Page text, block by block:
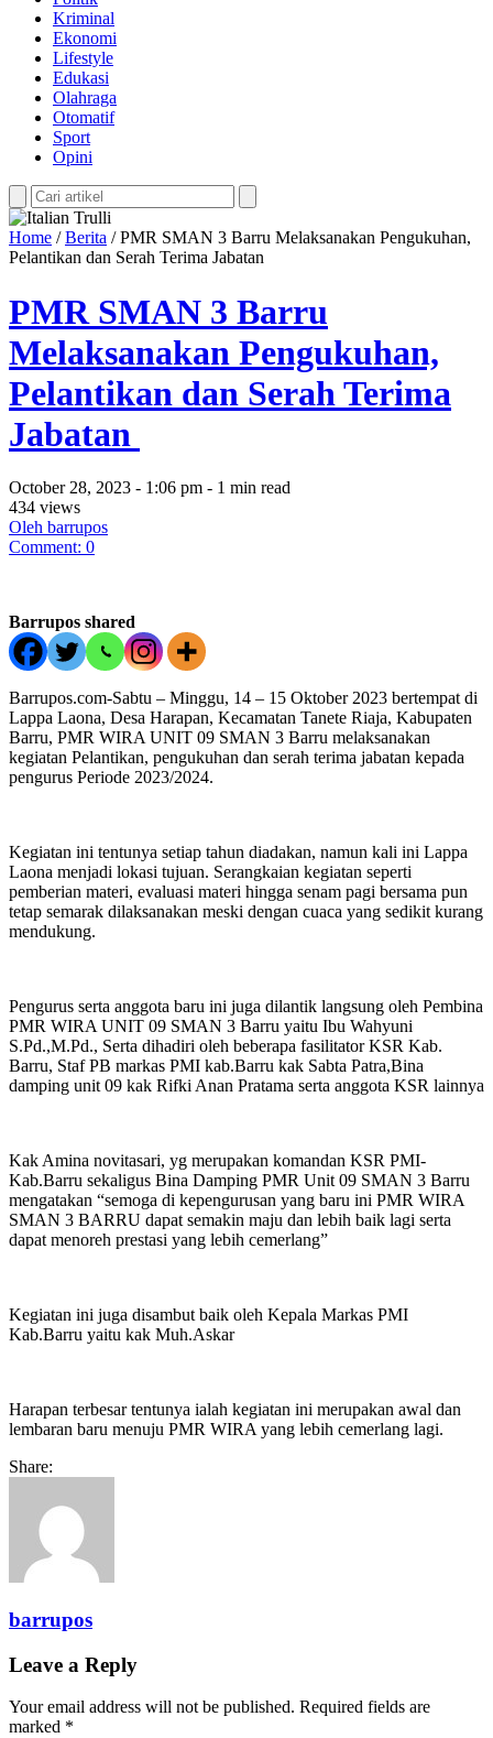
Kriminal
Ekonomi
Lifestyle
Edukasi
Olahraga
Otomatif
Sport
Opini
Home /Berita /PMR SMAN 3 Barru Melaksanakan Pengukuhan,
Pelantikan dan Serah Terima Jabatan
PMR SMAN 3 Barru
Melaksanakan Pengukuhan,
Pelantikan dan Serah Terima
Jabatan
October 28, 2023 - 1:06 pm - 1 min read
434 views
Oleh barrupos
Comment: 0
Barrupos shared
Barrupos.com-Sabtu – Minggu, 14 – 15 Oktober 2023 bertempat di
Lappa Laona, Desa Harapan, Kecamatan Tanete Riaja, Kabupaten
Barru, PMR WIRA UNIT 09 SMAN 3 Barru melaksanakan
kegiatan Pelantikan, pengukuhan dan serah terima jabatan kepada
pengurus Periode 2023/2024.
Kegiatan ini tentunya setiap tahun diadakan, namun kali ini Lappa
Laona menjadi lokasi tujuan. Serangkaian kegiatan seperti
pemberian materi, evaluasi materi hingga senam pagi bersama pun
tetap semarak dilaksanakan meski dengan cuaca yang sedikit kurang
mendukung.
Pengurus serta anggota baru ini juga dilantik langsung oleh Pembina
PMR WIRA UNIT 09 SMAN 3 Barru yaitu Ibu Wahyuni
S.Pd.,M.Pd., Serta dihadiri oleh beberapa fasilitator KSR Kab.
Barru, Staf PB markas PMI kab.Barru kak Sabta Patra,Bina
damping unit 09 kak Rifki Anan Pratama serta anggota KSR lainnya
Kak Amina novitasari, yg merupakan komandan KSR PMI-
Kab.Barru sekaligus Bina Damping PMR Unit 09 SMAN 3 Barru
mengatakan “semoga di kepengurusan yang baru ini PMR WIRA
SMAN 3 BARRU dapat semakin maju dan lebih baik lagi serta
dapat menoreh prestasi yang lebih cemerlang”
Kegiatan ini juga disambut baik oleh Kepala Markas PMI
Kab.Barru yaitu kak Muh.Askar
Harapan terbesar tentunya ialah kegiatan ini merupakan awal dan
lembaran baru menuju PMR WIRA yang lebih cemerlang lagi.
Share:
barrupos
Leave a Reply
Your email address will not be published. Required fields are
marked *